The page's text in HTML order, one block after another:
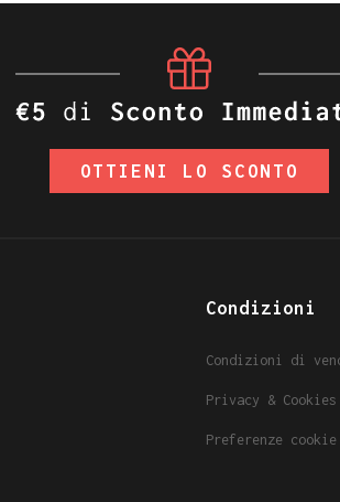
OTTIENI LO SCONTO
Condizioni
Condizioni di
Privacy & Cookies
Preferenze cookie